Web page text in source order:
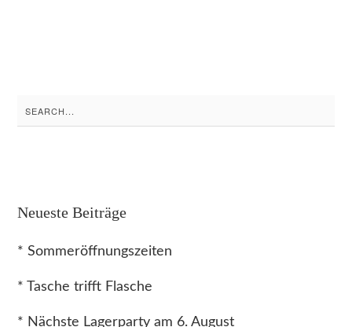
Search
for:
Neueste Beiträge
* Sommeröffnungszeiten
* Tasche trifft Flasche
* Nächste Lagerparty am 6. August